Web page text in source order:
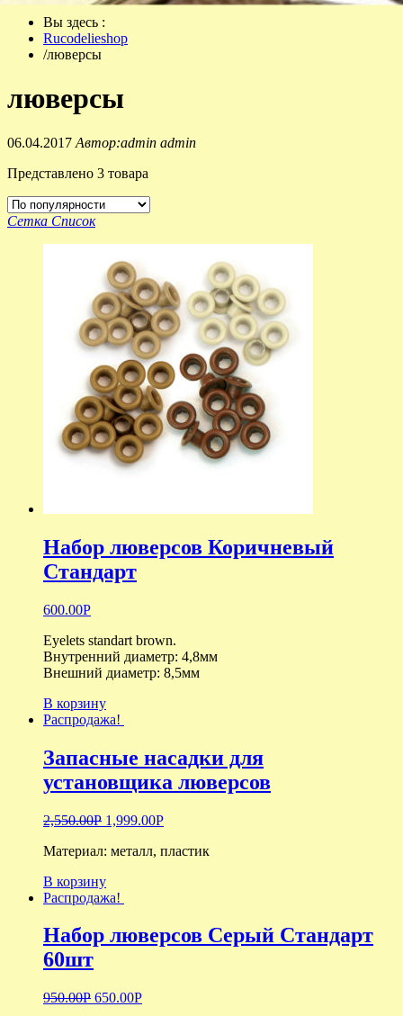
Вы здесь :
Rucodelieshop
/люверсы
люверсы
06.04.2017 Автор:admin admin
Представлено 3 товара
Сетка Список
Набор люверсов Коричневый
Стандарт
600.00Р
Eyelets standart brown.
Внутренний диаметр: 4,8мм
Внешний диаметр: 8,5мм
В корзину
Распродажа!
Запасные насадки для
установщика люверсов
2,550.00Р 1,999.00Р
Материал: металл, пластик
В корзину
Распродажа!
Набор люверсов Серый Стандарт
60шт
950.00Р 650.00Р